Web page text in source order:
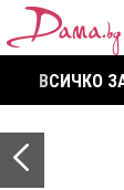
ВСИЧКО